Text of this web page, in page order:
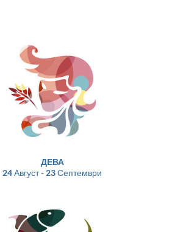
ДЕВА
24 Август - 23 Септември